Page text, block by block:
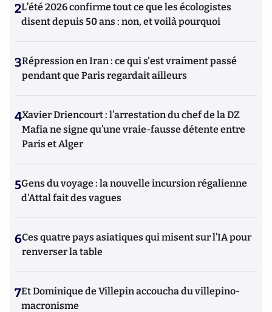
2L’été 2026 confirme tout ce que les écologistes
disent depuis 50 ans : non, et voilà pourquoi
3Répression en Iran : ce qui s'est vraiment passé
pendant que Paris regardait ailleurs
4Xavier Driencourt : l’arrestation du chef de la DZ
Mafia ne signe qu’une vraie-fausse détente entre
Paris et Alger
5Gens du voyage : la nouvelle incursion régalienne
d'Attal fait des vagues
6Ces quatre pays asiatiques qui misent sur l’IA pour
renverser la table
7Et Dominique de Villepin accoucha du villepino-
macronisme